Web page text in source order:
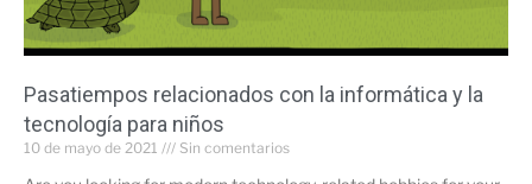
Pasatiempos relacionados con la informática y la
tecnología para niños
10 de mayo de 2021 Sin comentarios